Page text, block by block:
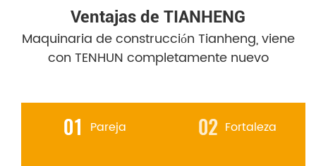
Ventajas de TIANHENG
Maquinaria de construcción Tianheng, viene
con TENHUN completamente nuevo
Pareja Fortaleza